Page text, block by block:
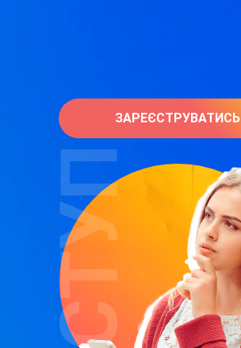
ВСТУП
ЗАРЕЄСТРУВАТИСЬ